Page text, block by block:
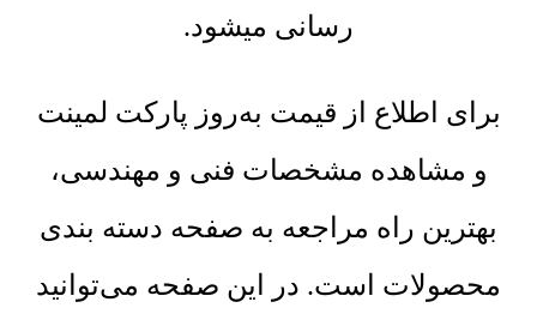
رسانی میشود.
برای اطلاع از قیمت به‌روز پارکت لمینت
و مشاهده مشخصات فنی و مهندسی،
بهترین راه مراجعه به صفحه دسته بندی
محصولات است. در این صفحه می‌توانید